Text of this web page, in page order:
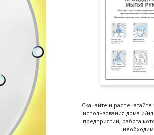
Решение
Дети
Инструменты
в работе
Этика и
Причина
Основы
Скачайте и распечатайте
использования дома и/
предприятий, работа